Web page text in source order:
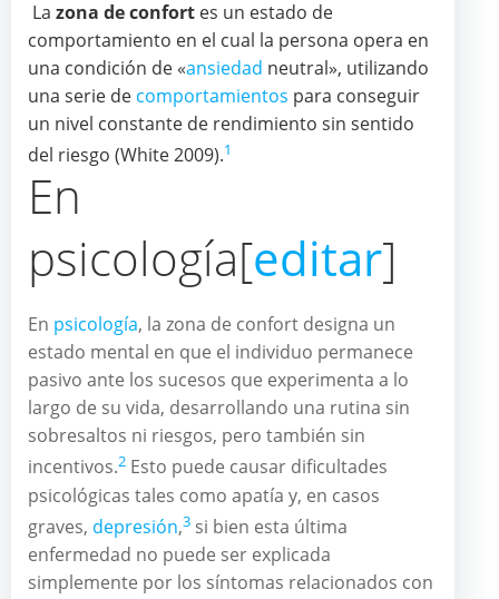
La zona de confort es un estado de
comportamiento en el cual la persona opera en
una condición de «ansiedad neutral», utilizando
una serie de comportamientos para conseguir
un nivel constante de rendimiento sin sentido
del riesgo (White 2009).1
En
psicología[editar]
En psicología, la zona de confort designa un
estado mental en que el individuo permanece
pasivo ante los sucesos que experimenta a lo
largo de su vida, desarrollando una rutina sin
sobresaltos ni riesgos, pero también sin
incentivos.2 ​ Esto puede causar dificultades
psicológicas tales como apatía y, en casos
graves, depresión,3 ​ si bien esta última
enfermedad no puede ser explicada
simplemente por los síntomas relacionados con